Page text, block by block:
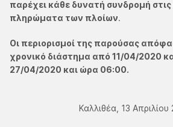
παρέχει κάθε δυνατή συνδρομή στις
πληρώματα των πλοίων.
Οι περιορισμοί της παρούσας
χρονικό διάστημα από 11/04/2020
27/04/2020 και ώρα 06:00.
Καλλιθέα, 13 Απριλίου